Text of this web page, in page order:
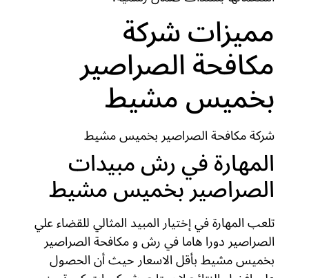
مميزات شركة
مكافحة الصراصير
بخميس مشيط
شركة مكافحة الصراصير بخميس مشيط
المهارة في رش مبيدات
الصراصير بخميس مشيط
تلعب المهارة في إختيار المبيد المثالي للقضاء علي
الصراصير دورا هاما في رش و مكافحة الصراصير
بخميس مشيط بأقل الاسعار حيث أن الحصول